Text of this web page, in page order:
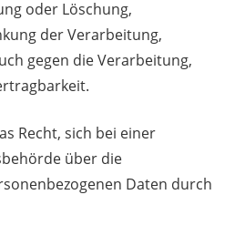
oder Löschung,
der Verarbeitung,
gegen die Verarbeitung,
Recht, sich bei einer
über die
Daten durch